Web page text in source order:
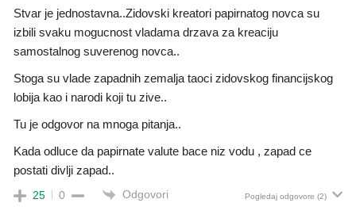
Stvar je jednostavna..Zidovski kreatori papirnatog novca su
izbili svaku mogucnost vladama drzava za kreaciju
samostalnog suverenog novca..
Stoga su vlade zapadnih zemalja taoci zidovskog financijskog
lobija kao i narodi koji tu zive..
Tu je odgovor na mnoga pitanja..
Kada odluce da papirnate valute bace niz vodu , zapad ce
postati divlji zapad..
25 0 Odgovori Pogledaj odgovore (2)